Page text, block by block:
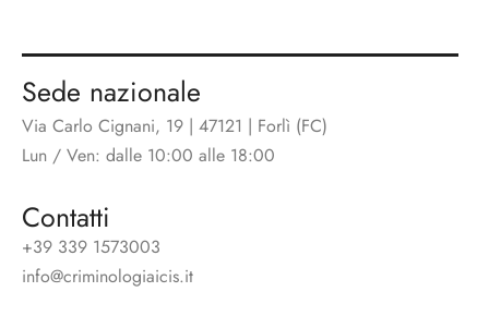
Sede nazionale
Via Carlo Cignani, 19 | 47121 | Forlì (FC)
Lun / Ven: dalle 10:00 alle 18:00
Contatti
+39 339 1573003
info@criminologiaicis.it